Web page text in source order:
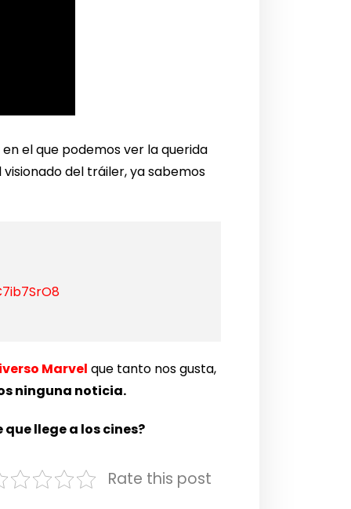
en el que podemos ver la querida
visionado del tráiler, ya sabemos
Marvel que tanto nos gusta,
ninguna noticia.
llege a los cines?
Rate this post